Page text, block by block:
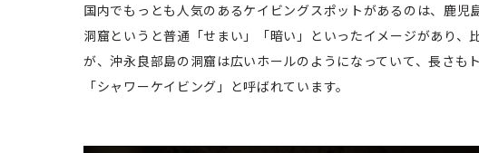
国内でもっとも人気のあるケイビングスポットがあるのは、鹿児
洞窟というと普通「せまい」「暗い」といったイメージがあり
が、沖永良部島の洞窟は広いホールのようになっていて、長さも
「シャワーケイビング」と呼ばれています。